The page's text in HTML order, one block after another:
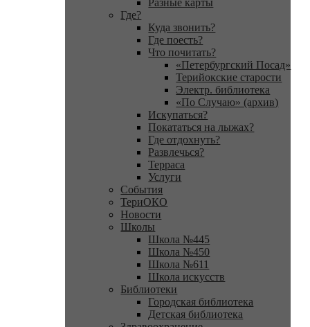
Разные карты
Где?
Куда звонить?
Где поесть?
Что почитать?
«Петербургский Посад»
Терийокские старости
Электр. библиотека
«По Случаю» (архив)
Искупаться?
Покататься на лыжах?
Где отдохнуть?
Развлечься?
Терраса
Услуги
События
ТериОКО
Новости
Школы
Школа №445
Школа №450
Школа №611
Школа искусств
Библиотеки
Городская библиотека
Детская библиотека